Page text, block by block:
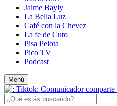
Jaime Bayly
La Bella Luz
Café con la Chevez
La fe de Cuto
Pisa Pelota
Pico TV
Podcast
Menú